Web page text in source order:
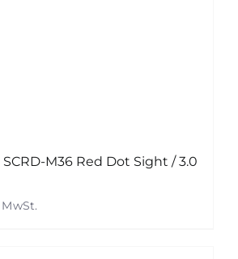
M36 Red Dot Sight / 3.0